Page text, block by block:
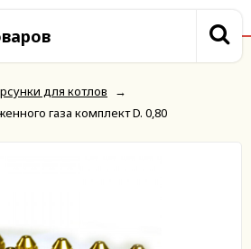
для котлов
→
газа комплект D. 0,80